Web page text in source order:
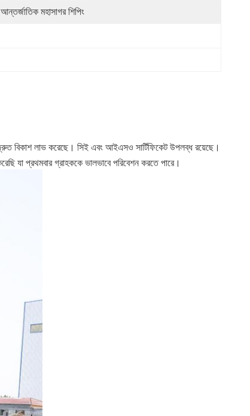
আন্তর্জাতিক মহাসাগর শিপিং
বিকাশ লাভ করেছে। সিই এবং আইএসও সার্টিফিকেট উপলব্ধ রয়েছে।
যা প্রথমবার গ্রাহককে ভালভাবে পরিবেশন করতে পারে।